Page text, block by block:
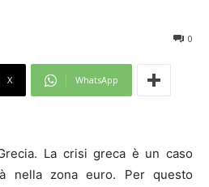
0
X WhatsApp
La crisi greca è un caso
nella zona euro. Per questo